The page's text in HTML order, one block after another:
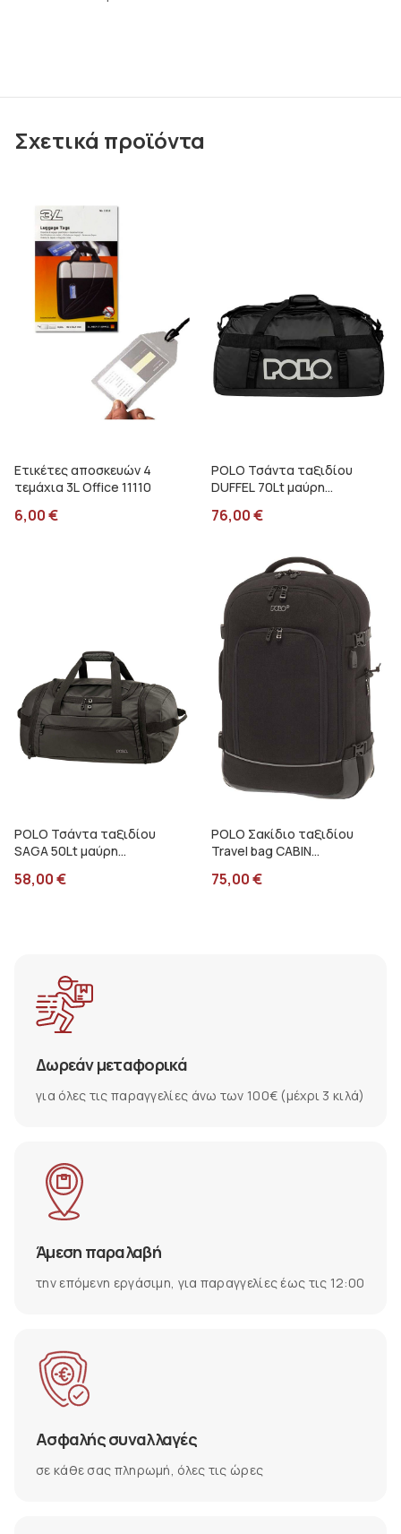
Σχετικά προϊόντα
Ετικέτες αποσκευών 4
τεμάχια 3L Office 11110
6,00€
POLO Τσάντα ταξιδίου
DUFFEL 70Lt μαύρη
76,00€
POLO Τσάντα ταξιδίου
SAGA 50Lt μαύρη
58,00€
POLO Σακίδιο ταξιδίου
Travel bag CABIN
75,00€
Δωρεάν μεταφορικά
για όλες τις παραγγελίες άνω των 100€ (μέχρι 3 κιλά)
Άμεση παραλαβή
την επόμενη εργάσιμη, για παραγγελίες έως τις 12:00
Ασφαλής συναλλαγές
σε κάθε σας πληρωμή, όλες τις ώρες